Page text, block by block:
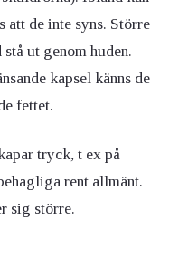
att de inte syns. Större
ut genom huden.
kapsel känns de
fettet.
tryck, t ex på
rent allmänt.
sig större.